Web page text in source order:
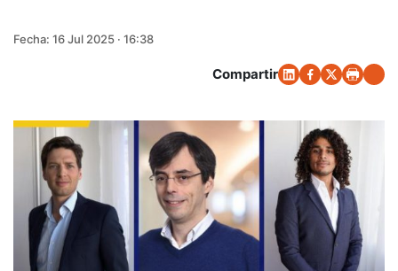
Fecha: 16 Jul 2025 · 16:38
Compartir